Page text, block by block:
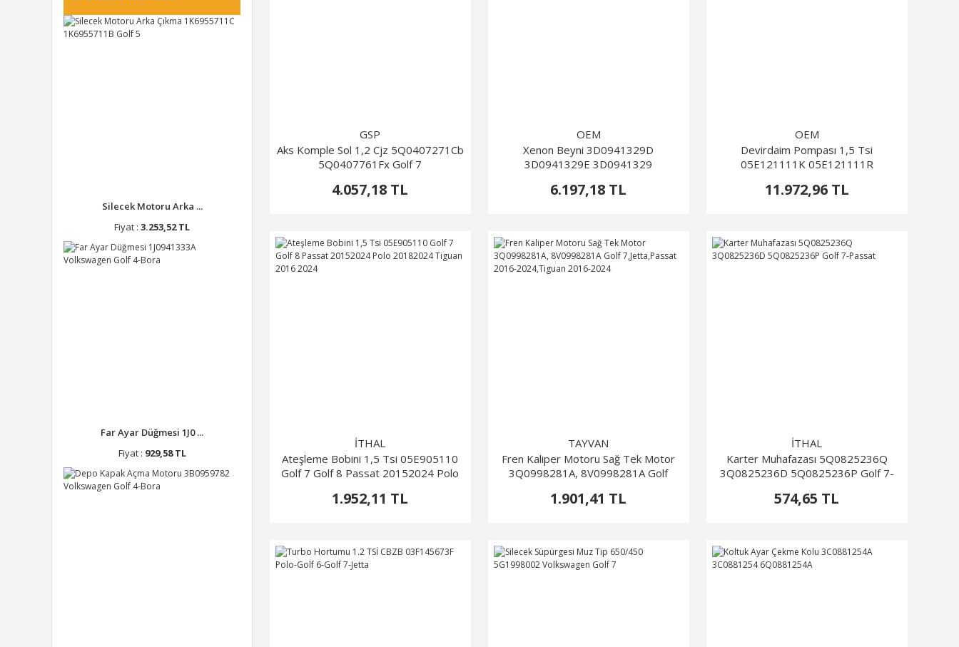
MONROE (3)
MEYLE (2)
BORSEHUNG (1)
BREMİ (1)
CİFAM (1)
CORTECO (1)
Silecek Motoru Arka ...
Fiyat : 3.253,52 TL
Far Ayar Düğmesi 1J0 ...
Fiyat : 929,58 TL
GSP
Aks Komple Sol 1,2 Cjz 5Q0407271Cb
5Q0407761Fx Golf 7
4.057,18 TL
OEM
Xenon Beyni 3D0941329D
3D0941329E 3D0941329
6.197,18 TL
OEM
Devirdaim Pompası 1,5 Tsi
05E121111K 05E121111R
05E121111Af
11.972,96 TL
İTHAL
Ateşleme Bobini 1,5 Tsi 05E905110
Golf 7 Golf 8 Passat 20152024 Polo
1.952,11 TL
TAYVAN
Fren Kaliper Motoru Sağ Tek Motor
3Q0998281A, 8V0998281A Golf
2016-2024
1.901,41 TL
İTHAL
Karter Muhafazası 5Q0825236Q
3Q0825236D 5Q0825236P Golf 7-
574,65 TL